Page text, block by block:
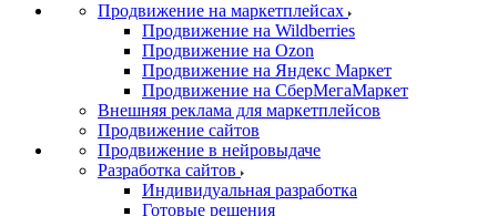
Продвижение на маркетплейсах
Продвижение на Wildberries
Продвижение на Ozon
Продвижение на Яндекс Маркет
Продвижение на СберМегаМаркет
Внешняя реклама для маркетплейсов
Продвижение сайтов
Продвижение в нейровыдаче
Разработка сайтов
Индивидуальная разработка
Готовые решения